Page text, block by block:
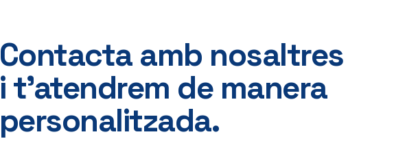
Contacta amb nosaltres
i t’atendrem de manera
personalitzada.